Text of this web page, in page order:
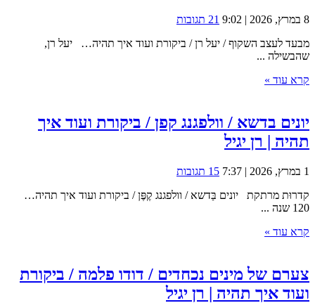
8 במרץ, 2026 | 9:02
21 תגובות
מבעד לעצב השקוף / יעל רן / ביקורת ועוד איך תהיה… יעל רן,
שהבשילה ...
קרא עוד »
יונים בדשא / וולפגנג קפן / ביקורת ועוד איך
תהיה | רן יגיל
1 במרץ, 2026 | 7:37
15 תגובות
קדרוּת מרתקת יונים בַּדשא / וולפגנג קֶפֶּן / ביקורת ועוד איך תהיה…
120 שנה ...
קרא עוד »
צערם של מינים נכחדים / דודו פלמה / ביקורת
ועוד איך תהיה | רן יגיל